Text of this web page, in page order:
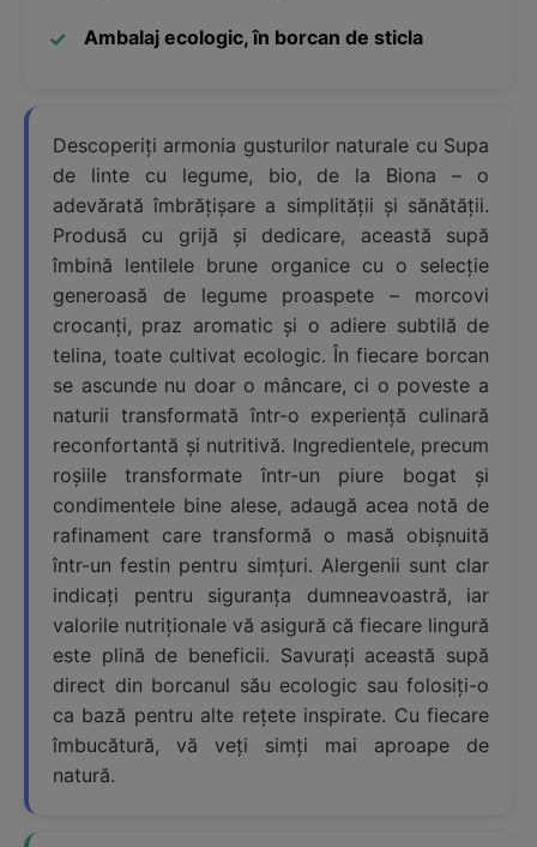
Ambalaj ecologic, în borcan de sticla
Descoperiți armonia gusturilor naturale cu Supa
de linte cu legume, bio, de la Biona – o
adevărată îmbrățișare a simplității și sănătății.
Produsă cu grijă și dedicare, această supă
îmbină lentilele brune organice cu o selecție
generoasă de legume proaspete – morcovi
crocanți, praz aromatic și o adiere subtilă de
telina, toate cultivat ecologic. În fiecare borcan
se ascunde nu doar o mâncare, ci o poveste a
naturii transformată într-o experiență culinară
reconfortantă și nutritivă. Ingredientele, precum
roșiile transformate într-un piure bogat și
condimentele bine alese, adaugă acea notă de
rafinament care transformă o masă obișnuită
într-un festin pentru simțuri. Alergenii sunt clar
indicați pentru siguranța dumneavoastră, iar
valorile nutriționale vă asigură că fiecare lingură
este plină de beneficii. Savurați această supă
direct din borcanul său ecologic sau folosiți-o
ca bază pentru alte rețete inspirate. Cu fiecare
îmbucătură, vă veți simți mai aproape de
natură.